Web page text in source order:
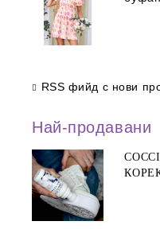
RSS фийд с нови
Най-продавани